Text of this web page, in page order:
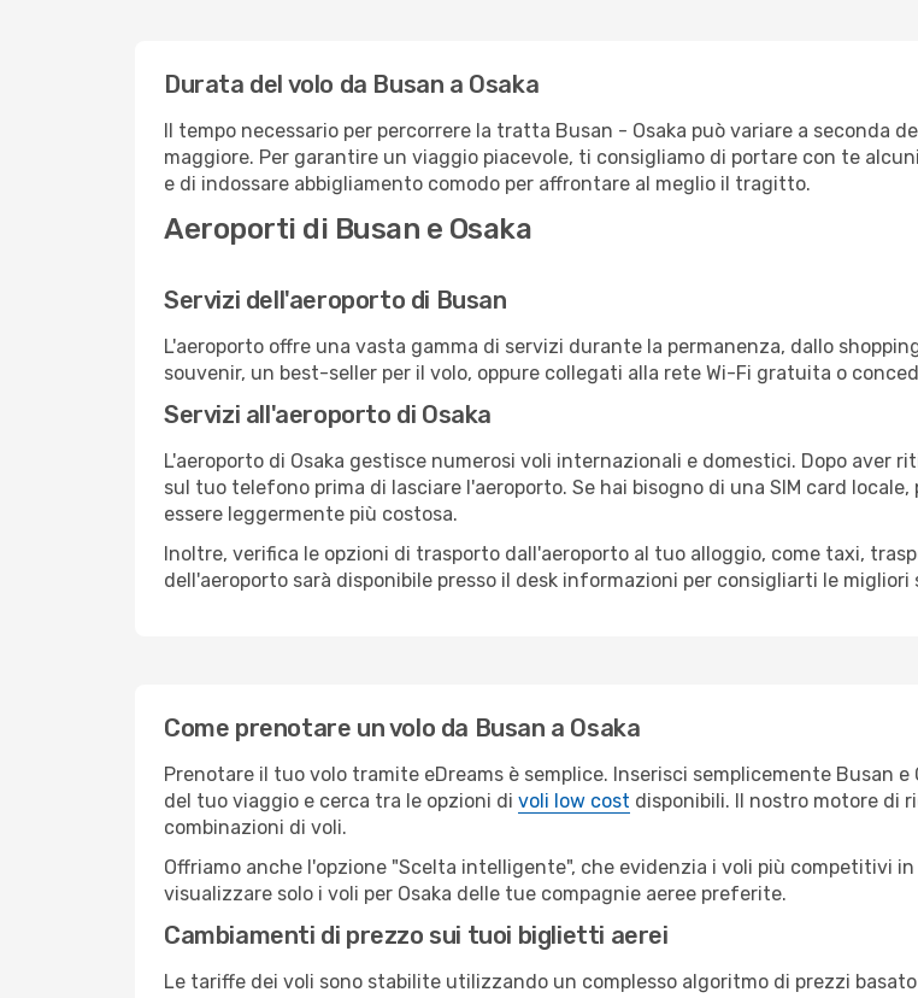
Durata del volo da Busan a Osaka
Il tempo necessario per percorrere la tratta Busan - Osaka può variare a seconda
maggiore. Per garantire un viaggio piacevole, ti consigliamo di portare con te
e di indossare abbigliamento comodo per affrontare al meglio il tragitto.
Aeroporti di Busan e Osaka
Servizi dell'aeroporto di Busan
L'aeroporto offre una vasta gamma di servizi durante la permanenza, dallo
souvenir, un best-seller per il volo, oppure collegati alla rete Wi-Fi gratuita o
Servizi all'aeroporto di Osaka
L'aeroporto di Osaka gestisce numerosi voli internazionali e domestici. Dopo aver
sul tuo telefono prima di lasciare l'aeroporto. Se hai bisogno di una SIM card
essere leggermente più costosa.
Inoltre, verifica le opzioni di trasporto dall'aeroporto al tuo alloggio, come taxi,
dell'aeroporto sarà disponibile presso il desk informazioni per consigliarti le
Come prenotare un volo da Busan a Osaka
Prenotare il tuo volo tramite eDreams è semplice. Inserisci semplicemente Busan
del tuo viaggio e cerca tra le opzioni di voli low cost disponibili. Il nostro motore di
combinazioni di voli.
Offriamo anche l'opzione "Scelta intelligente", che evidenzia i voli più competitivi
visualizzare solo i voli per Osaka delle tue compagnie aeree preferite.
Cambiamenti di prezzo sui tuoi biglietti aerei
Le tariffe dei voli sono stabilite utilizzando un complesso algoritmo di prezzi